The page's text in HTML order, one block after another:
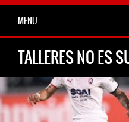
MENU
TALLERES NO ES